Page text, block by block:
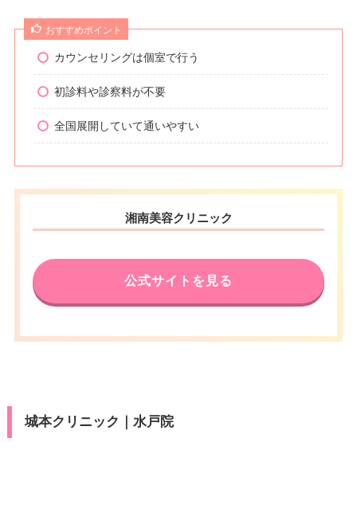
おすすめポイント
カウンセリングは個室で行う
初診料や診察料が不要
全国展開していて通いやすい
湘南美容クリニック
公式サイトを見る
城本クリニック｜水戸院